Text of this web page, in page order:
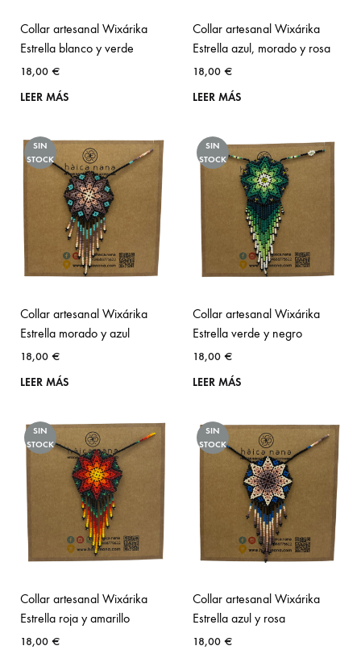
Collar artesanal Wixárika
Estrella blanco y verde
18,00 €
LEER MÁS
Collar artesanal Wixárika
Estrella azul, morado y rosa
18,00 €
LEER MÁS
SIN
STOCK
Collar artesanal Wixárika
Estrella morado y azul
18,00 €
LEER MÁS
SIN
STOCK
Collar artesanal Wixárika
Estrella verde y negro
18,00 €
LEER MÁS
SIN
STOCK
Collar artesanal Wixárika
Estrella roja y amarillo
18,00 €
SIN
STOCK
Collar artesanal Wixárika
Estrella azul y rosa
18,00 €